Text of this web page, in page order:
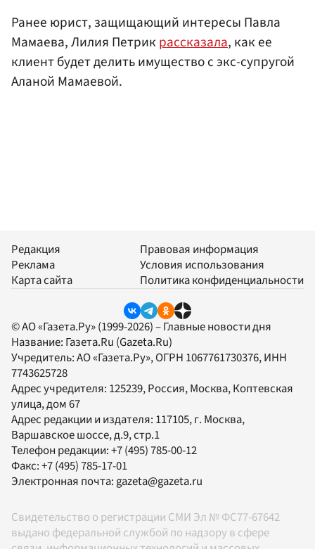
Ранее юрист, защищающий интересы Павла
Мамаева, Лилия Петрик рассказала, как ее
клиент будет делить имущество с экс-супругой
Аланой Мамаевой.
Редакция
Реклама
Карта сайта
Правовая информация
Условия использования
Политика конфиденциальности
© АО «Газета.Ру» (1999-2026) – Главные новости дня
Название: Газета.Ru (Gazeta.Ru)
Учредитель:АО «Газета.Ру», ОГРН 1067761730376, ИНН
7743625728
Адрес учредителя: 125239, Россия, Москва, Коптевская
улица, дом 67
Адрес редакции и издателя: 117105, г. Москва,
Варшавское шоссе, д.9, стр.1
Телефон редакции:+7 (495) 785-00-12
Факс:+7 (495) 785-17-01
Электронная почта:gazeta@gazeta.ru
Свидетельство о регистрации СМИ Эл № ФС77-67642
выдано федеральной службой по надзору в сфере